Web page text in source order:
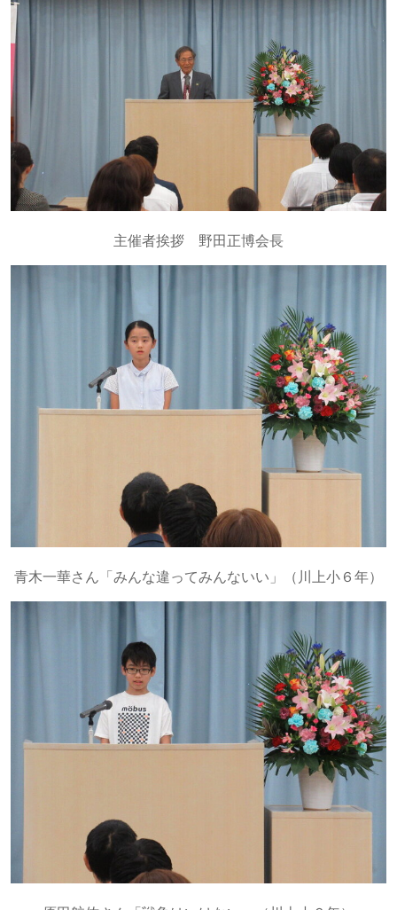
主催者挨拶 野田正博会長
青木一華さん「みんな違ってみんないい」（川上小６年）